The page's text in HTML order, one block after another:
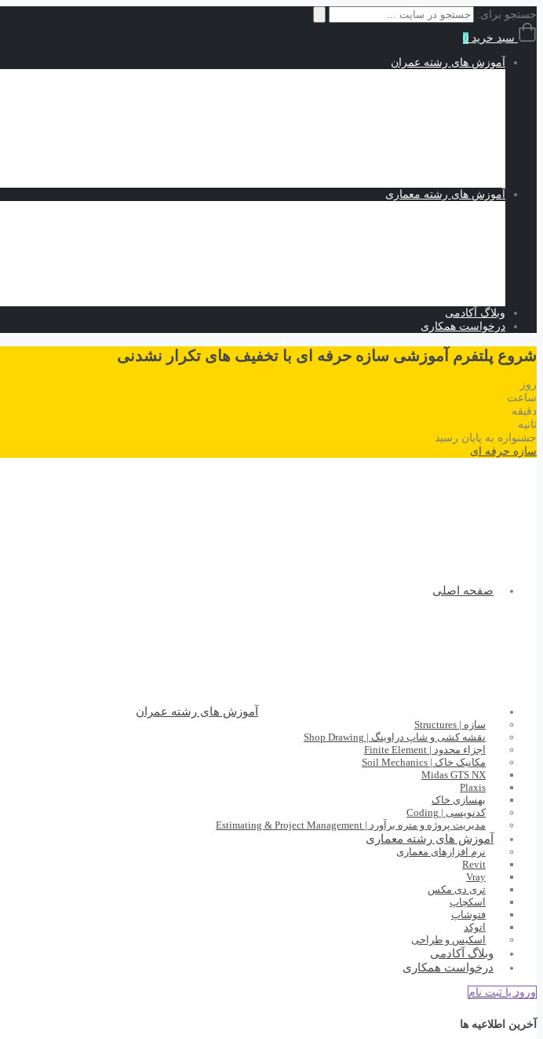
جستجو برای:
سبد خرید 0
آموزش های رشته عمران
آموزش های رشته معماری
وبلاگ آکادمی
درخواست همکاری
شروع پلتفرم آموزشی سازه حرفه ای با تخفیف های تکرار نشدنی
روز
ساعت
دقیقه
ثانیه
جشنواره به پایان رسید
سازه حرفه ای
صفحه اصلی
آموزش های رشته عمران
سازه | Structures
نقشه کشی و شاپ دراوینگ | Shop Drawing
اجزاء محدود | Finite Element
مکانیک خاک | Soil Mechanics
Midas GTS NX
Plaxis
بهسازی خاک
کدنویسی | Coding
مدیریت پروژه و متره برآورد | Estimating & Project Management
آموزش های رشته معماری
نرم افزارهای معماری
Revit
Vray
تری دی مکس
اسکچاپ
فتوشاپ
اتوکد
اسکیس و طراحی
وبلاگ آکادمی
درخواست همکاری
ورود یا ثبت نام
آخرین اطلاعیه ها